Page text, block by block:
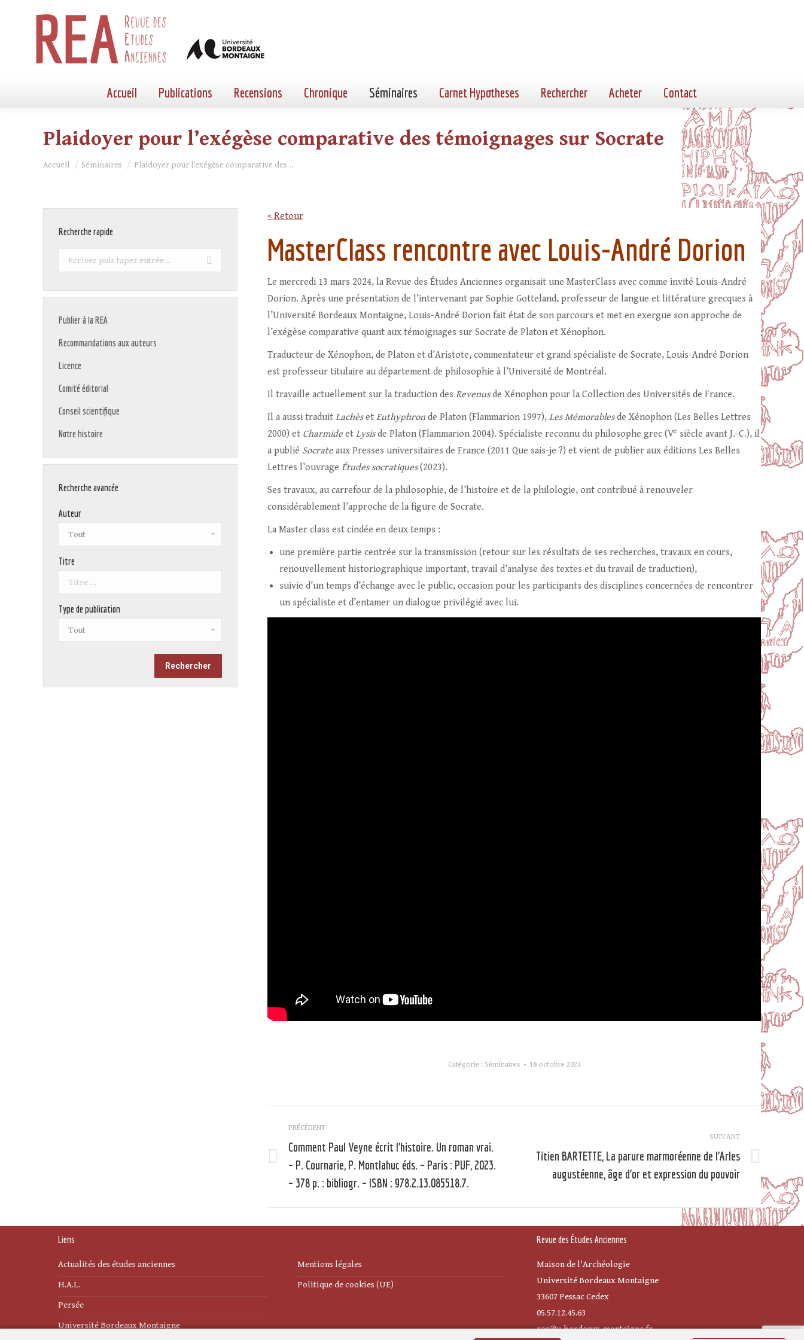
Accueil Publications Recensions Chronique Séminaires Carnet Hypotheses Rechercher Acheter Contact
Plaidoyer pour l’exégèse comparative des témoignages sur Socrate
Vous êtes ici :
Accueil Séminaires Plaidoyer pour l’exégèse comparative des…
< Retour
MasterClass rencontre avec Louis-André Dorion
Le mercredi 13 mars 2024, la Revue des Études Anciennes organisait une MasterClass avec comme invité Louis-André
Dorion. Après une présentation de l’intervenant par Sophie Gotteland, professeur de langue et littérature grecques à
l’Université Bordeaux Montaigne, Louis-André Dorion fait état de son parcours et met en exergue son approche de
l’exégèse comparative quant aux témoignages sur Socrate de Platon et Xénophon.
Traducteur de Xénophon, de Platon et d’Aristote, commentateur et grand spécialiste de Socrate, Louis-André Dorion
est professeur titulaire au département de philosophie à l’Université de Montréal.
Il travaille actuellement sur la traduction des Revenusde Xénophon pour la Collection des Universités de France.
Il a aussi traduit Lachèset Euthyphron de Platon (Flammarion 1997), Les Mémorablesde Xénophon (Les Belles Lettres
2000) et Charmide et Lysisde Platon (Flammarion 2004). Spécialiste reconnu du philosophe grec (Ve siècle avant J.-C.), il
a publié Socrate aux Presses universitaires de France (2011 Que sais-je ?) et vient de publier aux éditions Les Belles
Lettres l’ouvrage Études socratiques(2023).
Ses travaux, au carrefour de la philosophie, de l’histoire et de la philologie, ont contribué à renouveler
considérablement l’approche de la figure de Socrate.
La Master class est cindée en deux temps :
une première partie centrée sur la transmission (retour sur les résultats de ses recherches, travaux en cours,
renouvellement historiographique important, travail d’analyse des textes et du travail de traduction),
suivie d’un temps d’échange avec le public, occasion pour les participants des disciplines concernées de rencontrer
un spécialiste et d’entamer un dialogue privilégié avec lui.
Catégorie : Séminaires 18 octobre 2024
Navigation
article
PRÉCÉDENT
Article
précédent
Comment Paul Veyne écrit l’histoire. Un roman vrai.
– P. Cournarie, P. Montlahuc éds. – Paris : PUF, 2023.
– 378 p. : bibliogr. – ISBN : 978.2.13.085518.7.
SUIVANT
Article
suivant
Titien BARTETTE, La parure marmoréenne de l’Arles
augustéenne, âge d’or et expression du pouvoir
Recherche rapide
Recherche
Publier à la REA
Recommandations aux auteurs
Licence
Comité éditorial
Conseil scientifique
Notre histoire
Recherche avancée
Auteur
Titre
Type de publication
Liens
Actualités des études anciennes
H.A.L.
Persée
Université Bordeaux Montaigne
Mentions légales
Politique de cookies (UE)
Revue des Études Anciennes
Maison de l'Archéologie
Université Bordeaux Montaigne
33607 Pessac Cedex
05.57.12.45.63
rea@u-bordeaux-montaigne.fr